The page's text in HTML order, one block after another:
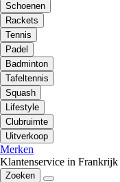
Schoenen
Rackets
Tennis
Padel
Badminton
Tafeltennis
Squash
Lifestyle
Clubruimte
Uitverkoop
Merken
Klantenservice in Frankrijk
Zoeken